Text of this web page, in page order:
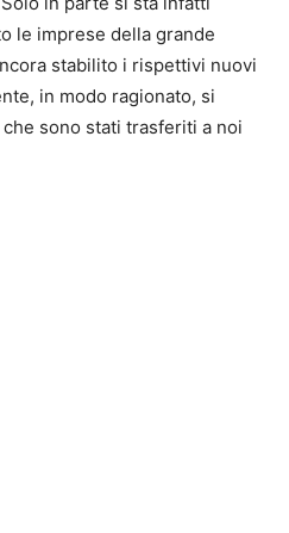
le imprese della grande
stabilito i rispettivi nuovi
in modo ragionato, si
sono stati trasferiti a noi